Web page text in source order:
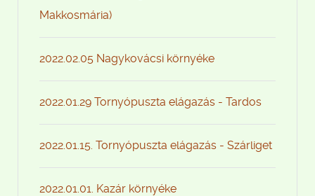
Makkosmária)
2022.02.05 Nagykovácsi környéke
2022.01.29 Tornyópuszta elágazás - Tardos
2022.01.15. Tornyópuszta elágazás - Szárliget
2022.01.01. Kazár környéke